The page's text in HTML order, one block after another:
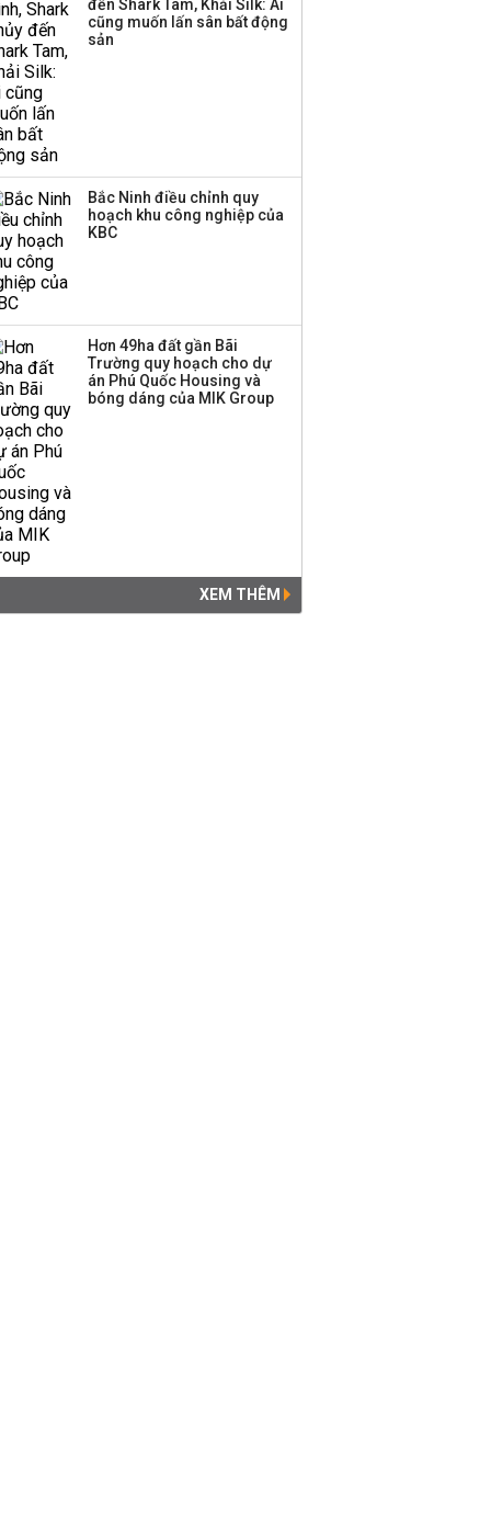
sản đảm bảo trái phiếu
đến Shark Tam, Khải Silk: Ai
cũng muốn lấn sân bất động
sản
Bắc Ninh điều chỉnh quy
hoạch khu công nghiệp của
KBC
Hơn 49ha đất gần Bãi
Trường quy hoạch cho dự
án Phú Quốc Housing và
bóng dáng của MIK Group
XEM THÊM